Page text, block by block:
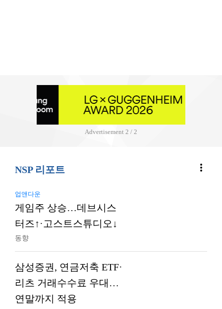
Advertisement 2 / 2
NSP 리포트 more_vert
업앤다운
게임주 상승…데브시스
터즈↑·고스트스튜디오↓
동향
삼성증권, 연금저축 ETF·
리츠 거래수수료 우대…
연말까지 적용